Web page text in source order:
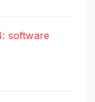
software